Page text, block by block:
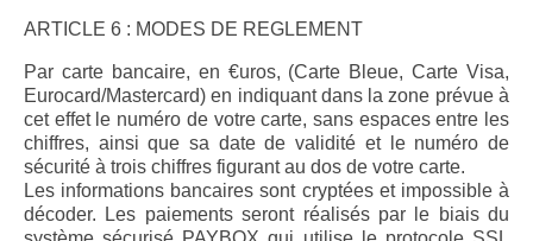
ARTICLE 6 : MODES DE REGLEMENT
Par carte bancaire, en €uros, (Carte Bleue, Carte Visa,
Eurocard/Mastercard) en indiquant dans la zone prévue à
cet effet le numéro de votre carte, sans espaces entre les
chiffres, ainsi que sa date de validité et le numéro de
sécurité à trois chiffres figurant au dos de votre carte.
Les informations bancaires sont cryptées et impossible à
décoder. Les paiements seront réalisés par le biais du